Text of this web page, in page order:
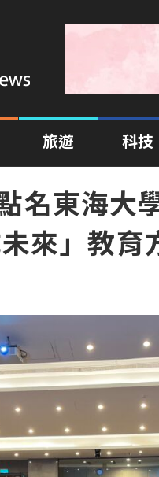
旅遊 科技
名東海大
來」教育